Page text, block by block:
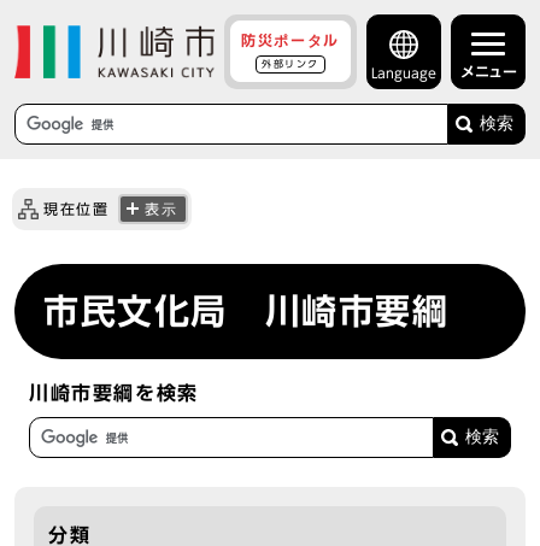
防災ポータル
外部リンク
Language メニュー
検索
現在位置 表示
市民文化局 川崎市要綱
川崎市要綱を検索
分類